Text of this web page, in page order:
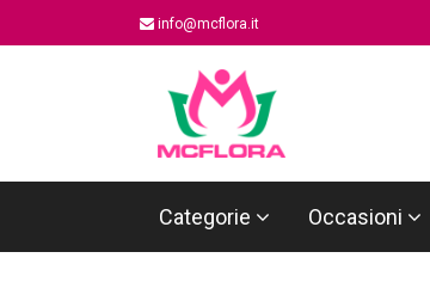
info@mcflora.it
Categorie Occasioni